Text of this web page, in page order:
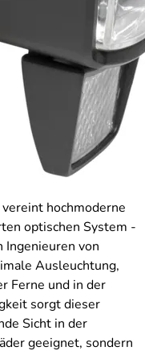
hochmoderne
optischen System -
Ingenieuren von
Ausleuchtung,
Ferne und in der
sorgt dieser
Sicht in der
geeignet, sondern